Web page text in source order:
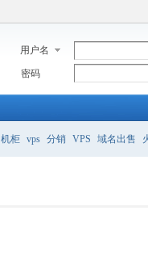
用户名
密码
机柜 vps 分销 VPS 域名出售